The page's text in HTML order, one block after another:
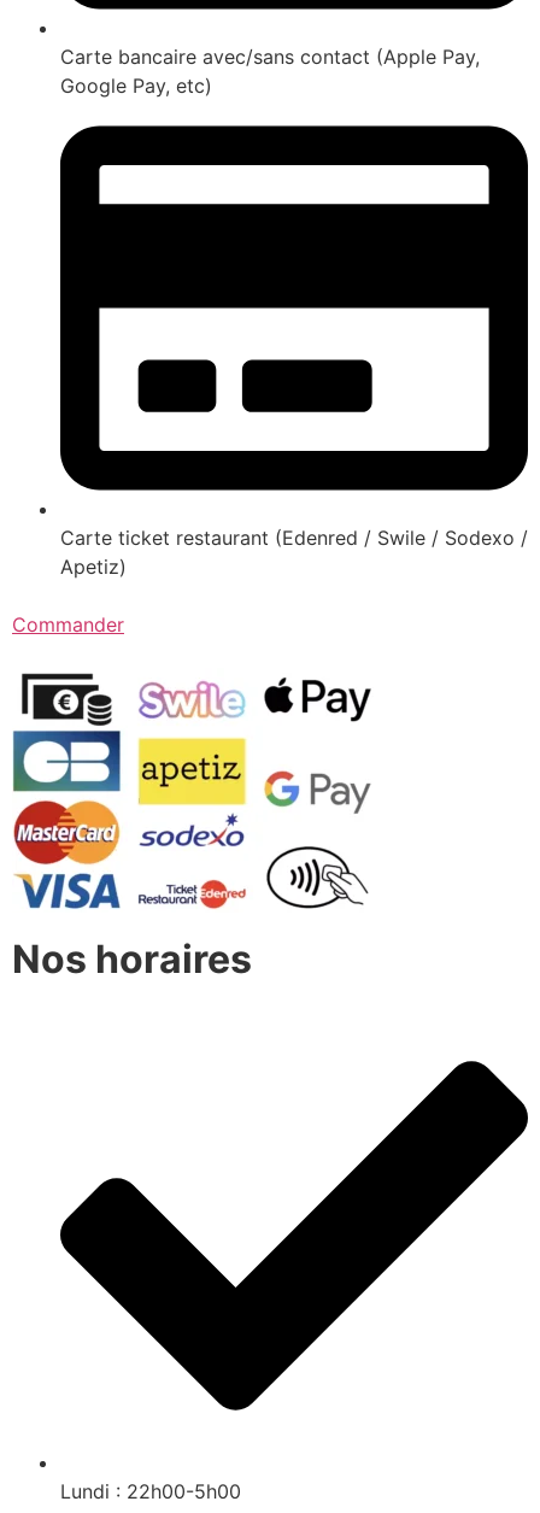
Carte bancaire avec/sans contact (Apple Pay,
Google Pay, etc)
Carte ticket restaurant (Edenred / Swile / Sodexo /
Apetiz)
Commander
Nos horaires
Lundi : 22h00-5h00